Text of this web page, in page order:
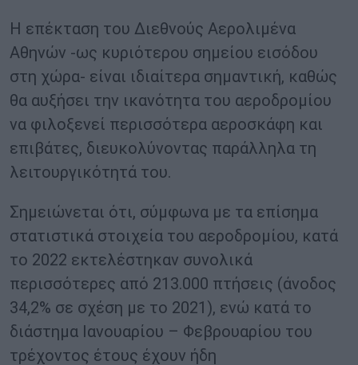
Η επέκταση του Διεθνούς Αερολιμένα
Αθηνών -ως κυριότερου σημείου εισόδου
στη χώρα- είναι ιδιαίτερα σημαντική, καθώς
θα αυξήσει την ικανότητα του αεροδρομίου
να φιλοξενεί περισσότερα αεροσκάφη και
επιβάτες, διευκολύνοντας παράλληλα τη
λειτουργικότητά του.
Σημειώνεται ότι, σύμφωνα με τα επίσημα
στατιστικά στοιχεία του αεροδρομίου, κατά
το 2022 εκτελέστηκαν συνολικά
περισσότερες από 213.000 πτήσεις (άνοδος
34,2% σε σχέση με το 2021), ενώ κατά το
διάστημα Ιανουαρίου – Φεβρουαρίου του
τρέχοντος έτους έχουν ήδη